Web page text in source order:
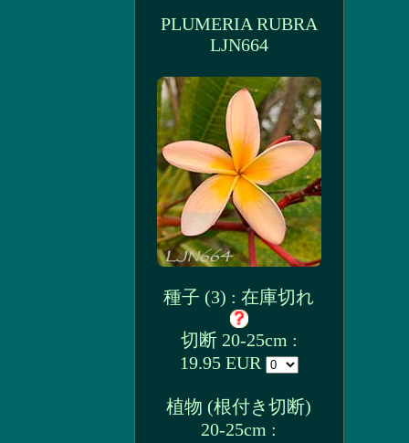
PLUMERIA RUBRA
LJN664
種子 (3) : 在庫切れ
切断 20-25cm :
19.95 EUR
植物 (根付き切断)
20-25cm :